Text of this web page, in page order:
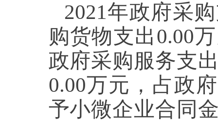
2021年政府采
购货物支出0.00
政府采购服务支
0.00万元，占政
予小微企业合同